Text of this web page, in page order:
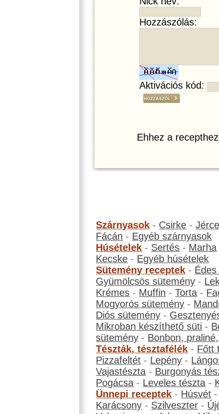
Hozzászólás:
Aktivációs kód:
Ehhez a
Szárnyasok - Csirke -
Fácán - Egyéb szárnyasok
Húsételek - Sertés - Marha
Kecske - Egyéb húsételek
Sütemény receptek -
Gyümölcsös sütemény -
Krémes - Muffin -Torta -
Mogyorós sütemény -
Diós sütemény -
Mikroban készíthető süti -
sütemény - Bonbon,
Tészták, tésztafélék - Főtt
Pizzafeltét - Lepény -
Vajastészta - Burgonyás
Pogácsa - Leveles tészta -
Ünnepi receptek - Húsvét
Karácsony - Szilveszter -